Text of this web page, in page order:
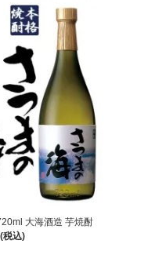
大海酒造 芋焼酎
税込)